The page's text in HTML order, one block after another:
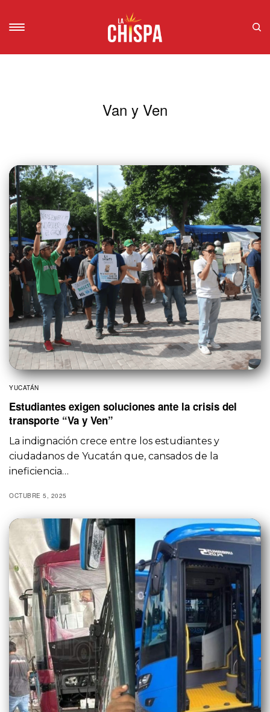
Van y Ven
YUCATÁN
Estudiantes exigen soluciones ante la crisis del
transporte “Va y Ven”
La indignación crece entre los estudiantes y
ciudadanos de Yucatán que, cansados de la
ineficiencia…
OCTUBRE 5, 2025